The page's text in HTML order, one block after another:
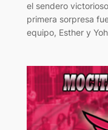
el sendero
primera sorpresa
equipo, Esther y